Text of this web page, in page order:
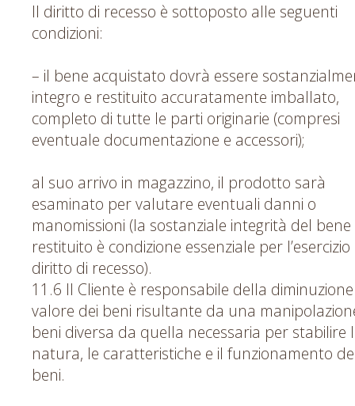
Il diritto di recesso è sottoposto alle seguenti
condizioni:
– il bene acquistato dovrà essere
integro e restituito accuratamente imballato,
completo di tutte le parti originarie (compresi
eventuale documentazione e accessori);
al suo arrivo in magazzino, il prodotto sarà
esaminato per valutare eventuali danni o
manomissioni (la sostanziale integrità del bene
restituito è condizione essenziale per
diritto di recesso).
11.6 Il Cliente è responsabile della
valore dei beni risultante da una
beni diversa da quella necessaria per stabilire
natura, le caratteristiche e il funzionamento
beni.